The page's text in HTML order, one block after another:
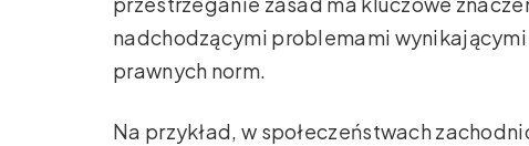
nadchodzącymi problemami
prawnych norm.
Na przykład, w społeczeństwach